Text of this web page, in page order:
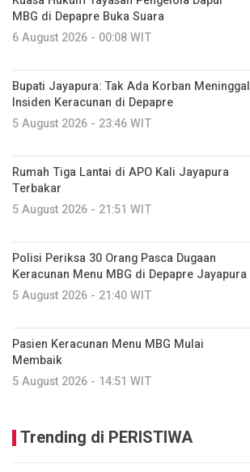
MBG di Depapre Buka Suara
6 August 2026 - 00:08 WIT
Bupati Jayapura: Tak Ada Korban Meninggal
Insiden Keracunan di Depapre
5 August 2026 - 23:46 WIT
Rumah Tiga Lantai di APO Kali Jayapura
Terbakar
5 August 2026 - 21:51 WIT
Polisi Periksa 30 Orang Pasca Dugaan
Keracunan Menu MBG di Depapre Jayapura
5 August 2026 - 21:40 WIT
Pasien Keracunan Menu MBG Mulai
Membaik
5 August 2026 - 14:51 WIT
Trending di PERISTIWA